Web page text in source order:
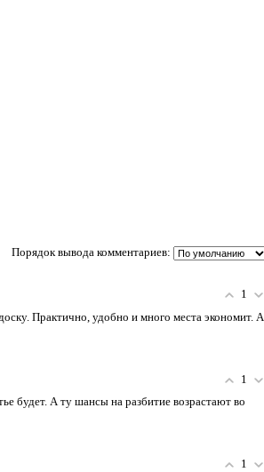
Порядок вывода комментариев:
1
Практично, удобно и много места экономит. А
1
будет. А ту шансы на разбитие возрастают во
1